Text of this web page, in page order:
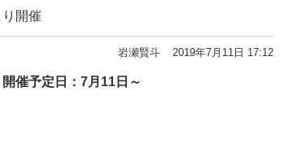
開催
岩瀬賢斗 2019年7月11日 17:12
開催予定日：7月11日～